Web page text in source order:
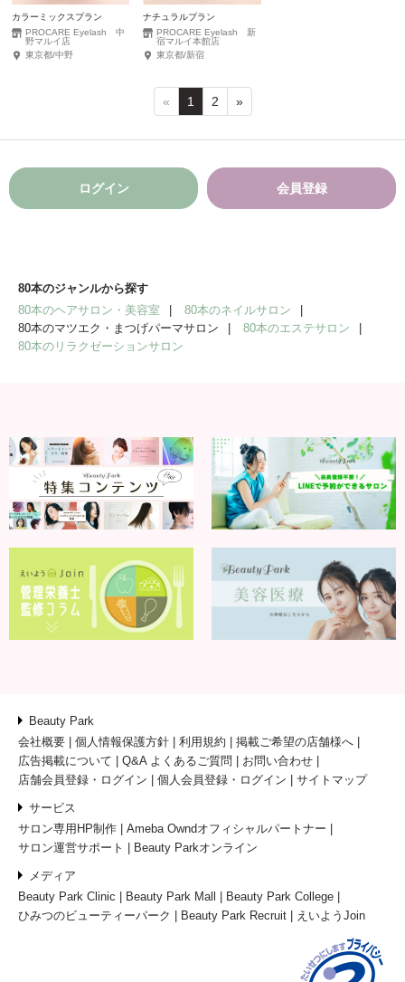
カラーミックスプラン
PROCARE Eyelash 中
野マルイ店
東京都/中野
ナチュラルプラン
PROCARE Eyelash 新
宿マルイ本館店
東京都/新宿
« 1 2 »
ログイン 会員登録
80本のジャンルから探す
80本のヘアサロン・美容室
80本のネイルサロン
80本のマツエク・まつげパーマサロン
80本のエステサロン
80本のリラクゼーションサロン
Beauty Park
会社概要
個人情報保護方針 利用規約
掲載ご希望の店舗様へ
広告掲載について
Q&A よくあるご質問
お問い合わせ
店舗会員登録・ログイン
個人会員登録・ログイン サイトマップ
サービス
サロン専用HP制作
Ameba Owndオフィシャルパートナー
サロン運営サポート
Beauty Parkオンライン
メディア
Beauty Park Clinic
Beauty Park Mall
Beauty Park College
ひみつのビューティーパーク
Beauty Park Recruit えいようJoin